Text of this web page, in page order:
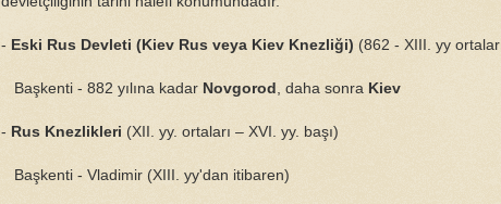
- Eski Rus Devleti (Kiev Rus veya Kiev Knezliği) (862 - XIII. yy
Başkenti - 882 yılına kadar Novgorod , daha sonra Kiev
- Rus Knezlikleri (XII. yy. ortaları – XVI. yy. başı)
Başkenti - Vladimir (XIII. yy'dan itibaren)